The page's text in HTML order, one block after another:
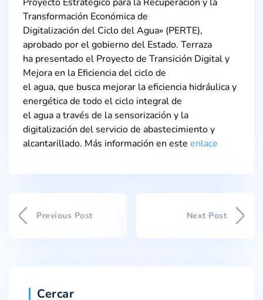
Transformación Económica de
Digitalización del Ciclo del Agua» (PERTE),
aprobado por el gobierno del Estado. Terraza
ha presentado el Proyecto de Transición Digital y
Mejora en la Eficiencia del ciclo de
el agua, que busca mejorar la eficiencia hidráulica y
energética de todo el ciclo integral de
el agua a través de la sensorización y la
digitalización del servicio de abastecimiento y
alcantarillado. Más información en este enlace
Previous Post Next Post
Cercar